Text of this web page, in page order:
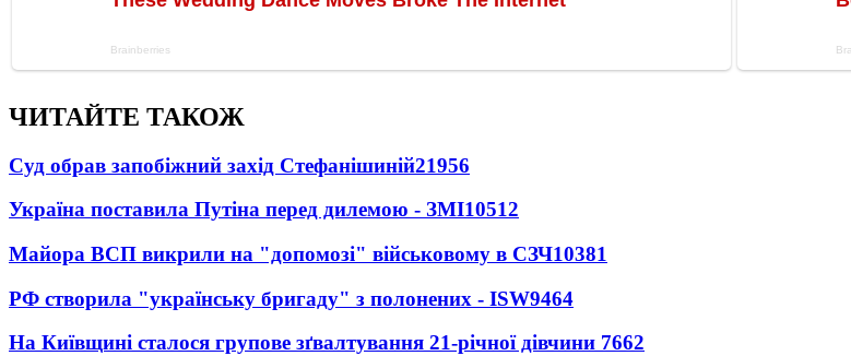
ЧИТАЙТЕ ТАКОЖ
Суд обрав запобіжний захід Стефанішиній21956
Україна поставила Путіна перед дилемою - ЗМІ10512
Майора ВСП викрили на "допомозі" військовому в СЗЧ10381
РФ створила "українську бригаду" з полонених - ISW9464
На Київщині сталося групове зґвалтування 21-річної дівчини 7662